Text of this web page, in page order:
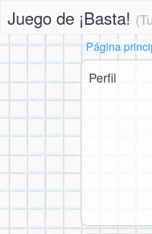
Juego de ¡Basta!
Página
Perfil